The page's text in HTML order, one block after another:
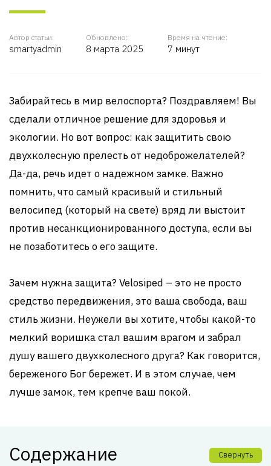
Автор статьи:
smartyadmin
Обновлено:
8 марта 2025
Время на чтение:
7 минут
Забирайтесь в мир велоспорта? Поздравляем! Вы
сделали отличное решение для здоровья и
экологии. Но вот вопрос: как защитить свою
двухколесную прелесть от недоброжелателей?
Да-да, речь идет о надежном замке. Важно
помнить, что самый красивый и стильный
велосипед (который на свете) вряд ли выстоит
против несанкционированного доступа, если вы
не позаботитесь о его защите.
Зачем нужна защита? Velosiped – это не просто
средство передвижения, это ваша свобода, ваш
стиль жизни. Неужели вы хотите, чтобы какой-то
мелкий воришка стал вашим врагом и забрал
душу вашего двухколесного друга? Как говорится,
береженого Бог бережет. И в этом случае, чем
лучше замок, тем крепче ваш покой.
Содержание Свернуть